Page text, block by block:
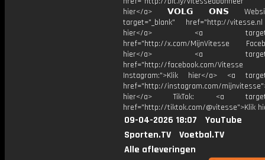
hier</a> 𝗩𝗢𝗟𝗚 𝗢𝗡𝗦
target="_blank" href="http://
hier</a> <a
href="http://x.com/MijnVitesse
hier</a> <a
href="http://facebook.com/Vitesse
Instagram:">Klik hier</a> <a
href="http://instagram.com/
hier</a> TikTok: <a
href="http://tiktok.com/@vitesse">Klik
09-04-2026 18:07
YouTube
Sporten.TV
Voetbal.TV
Alle afleveringen